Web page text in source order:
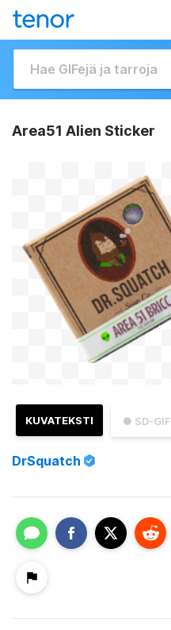
Area51 Alien Sticker
● SD-GIF
KUVATEKSTI
DrSquatch